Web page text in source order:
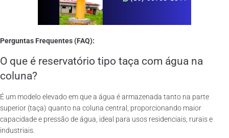
Perguntas Frequentes (FAQ):
O que é reservatório tipo taça com água na
coluna?
É um modelo elevado em que a água é armazenada tanto na parte
superior (taça) quanto na coluna central, proporcionando maior
capacidade e pressão de água, ideal para usos residenciais, rurais e
industriais.